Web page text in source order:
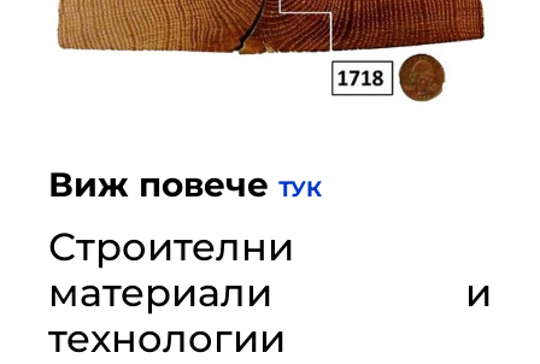
Виж повече ТУК
Строителни
материали и
технологии